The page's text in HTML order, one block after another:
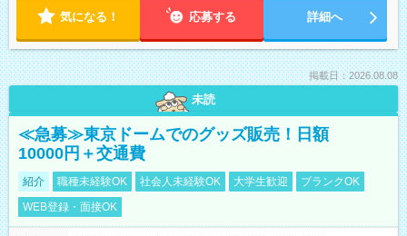
気になる！ 応募する 詳細へ
掲載日：2026.08.08
未読
≪急募≫東京ドームでのグッズ販売！日額
10000円＋交通費
紹介 職種未経験OK 社会人未経験OK 大学生歓迎
ブランクOK
WEB登録・面接OK